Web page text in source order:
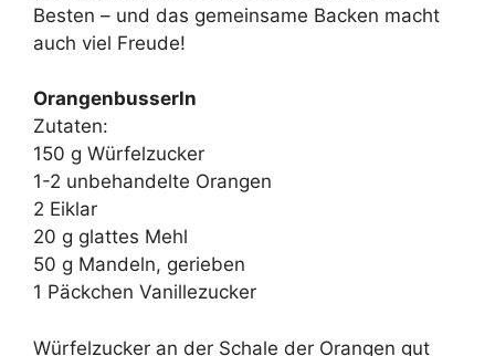
Besten – und das gemeinsame Backen macht
auch viel Freude!
Orangenbusserln
Zutaten:
150 g Würfelzucker
1-2 unbehandelte Orangen
2 Eiklar
20 g glattes Mehl
50 g Mandeln, gerieben
1 Päckchen Vanillezucker
Würfelzucker an der Schale der Orangen gut